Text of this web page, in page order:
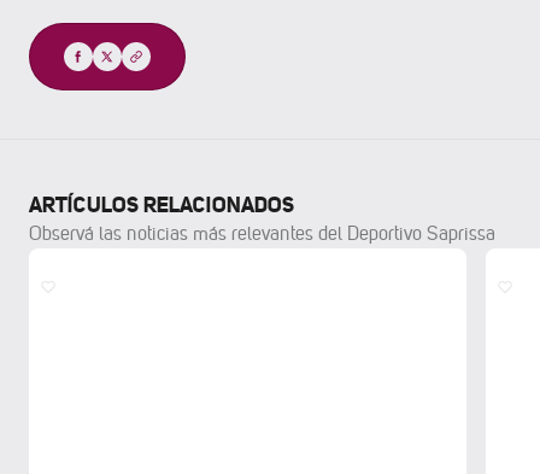
Compartir
ARTÍCULOS RELACIONADOS
Observá las noticias más relevantes del Deportivo Saprissa